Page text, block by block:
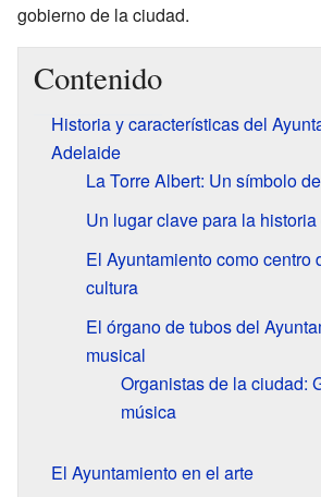
gobierno de la ciudad.
Contenido
Historia y características del
Adelaide
La Torre Albert: Un símbolo
Un lugar clave para la
El Ayuntamiento como centro
cultura
El órgano de tubos del
musical
Organistas de la ciudad:
música
El Ayuntamiento en el arte